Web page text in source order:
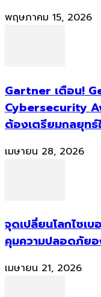
พฤษภาคม 15, 2026
Gartner เตือน!
Cybersecurity
ต้องเตรียมกลยุทธ์
เมษายน 28, 2026
จุดเปลี่ยนโลกไซเ
คุมความปลอดภัยอ
เมษายน 21, 2026